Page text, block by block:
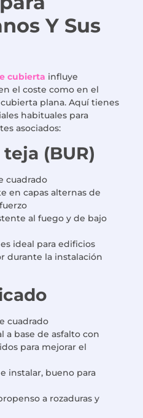
Y Sus
cubierta influye
el coste como en el
plana. Aquí tienes
habituales para
asociados:
(BUR)
cuadrado
en capas alternas de
al fuego y de bajo
ideal para edificios
durante la instalación
cuadrado
a base de asfalto con
para mejorar el
instalar, bueno para
a rozaduras y